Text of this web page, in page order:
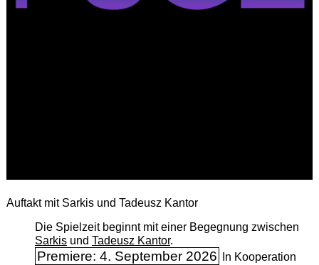
Auftakt mit Sarkis und Tadeusz Kantor
Die Spielzeit beginnt mit einer Begegnung zwischen
Sarkisund Tadeusz Kantor.
Premiere: 4. September 2026
In Kooperation